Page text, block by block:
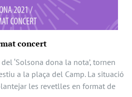
concert
‘Solsona dona la nota’, tornen
a la plaça del Camp. La situació
les revetlles en format de